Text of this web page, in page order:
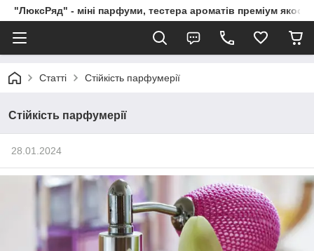
"ЛюксРяд" - міні парфуми, тестера ароматів преміум
Статті Стійкість парфумерії
Стійкість парфумерії
28.01.2024